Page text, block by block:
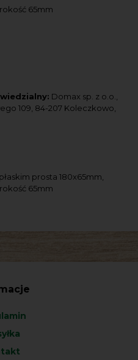
65mm
Domax sp. z o.o.,
109, 84-207 Koleczkowo,
prosta 180x65mm,
65mm